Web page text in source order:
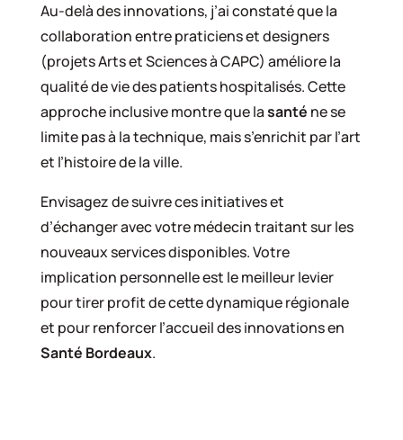
Au-delà des innovations, j’ai constaté que la
collaboration entre praticiens et designers
(projets Arts et Sciences à CAPC) améliore la
qualité de vie des patients hospitalisés. Cette
approche inclusive montre que lasanté ne se
limite pas à la technique, mais s’enrichit par l’art
et l’histoire de la ville.
Envisagez de suivre ces initiatives et
d’échanger avec votre médecin traitant sur les
nouveaux services disponibles. Votre
implication personnelle est le meilleur levier
pour tirer profit de cette dynamique régionale
et pour renforcer l’accueil des innovations en
Santé Bordeaux.